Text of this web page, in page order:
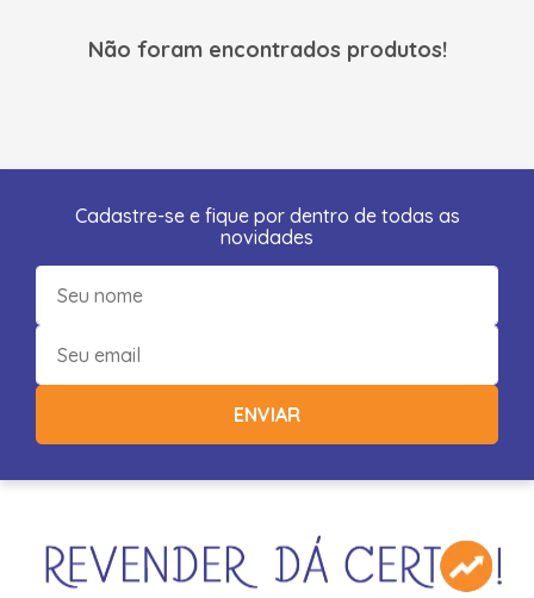
Não foram encontrados produtos!
Cadastre-se e fique por dentro de todas as
novidades
ENVIAR